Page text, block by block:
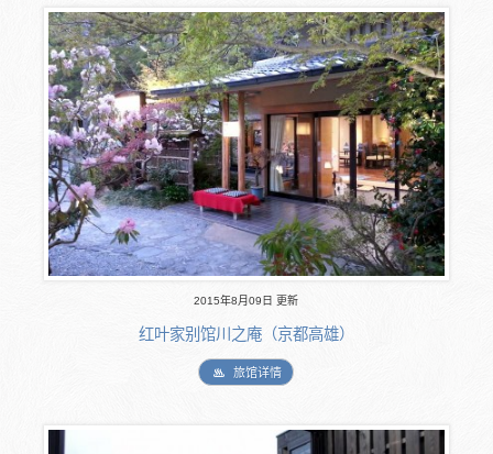
2015年8月09日 更新
红叶家别馆川之庵（京都高雄）
旅馆详情